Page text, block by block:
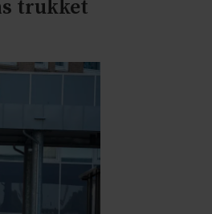
trukket